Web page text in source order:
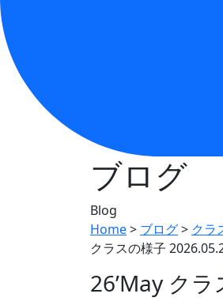
ブログ
Blog
Home> ブログ> クラ
クラスの様子
26’May ク